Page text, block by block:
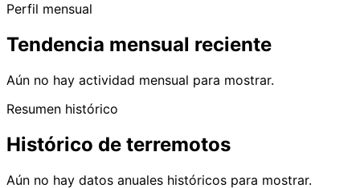
Perfil mensual
Tendencia mensual reciente
Aún no hay actividad mensual para mostrar.
Resumen histórico
Histórico de terremotos
Aún no hay datos anuales históricos para mostrar.